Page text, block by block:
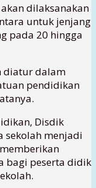
akan dilaksanakan
untuk jenjang
pada 20 hingga
diatur dalam
pendidikan
Disdik
sekolah menjadi
bagi peserta didik